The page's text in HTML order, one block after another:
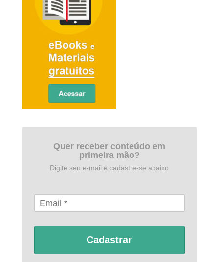
Quer receber conteúdo em
primeira mão?
Digite seu e-mail e cadastre-se abaixo
Cadastrar